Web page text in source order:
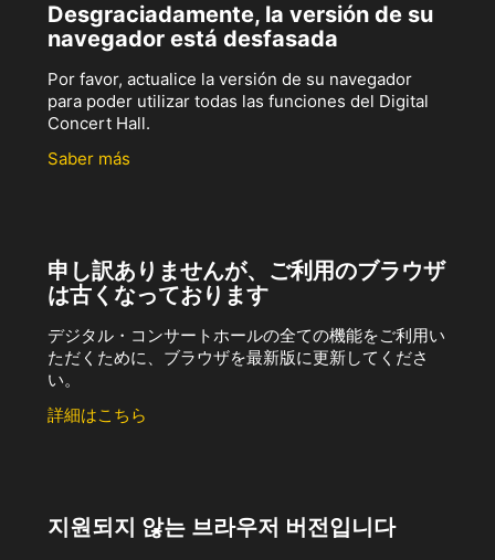
Desgraciadamente, la versión de su
navegador está desfasada
Por favor, actualice la versión de su navegador
para poder utilizar todas las funciones del Digital
Concert Hall.
Saber más
申し訳ありませんが、ご利用のブラウザ
は古くなっております
デジタル・コンサートホールの全ての機能をご利用い
ただくために、ブラウザを最新版に更新してくださ
い。
詳細はこちら
지원되지 않는 브라우저 버전입니다